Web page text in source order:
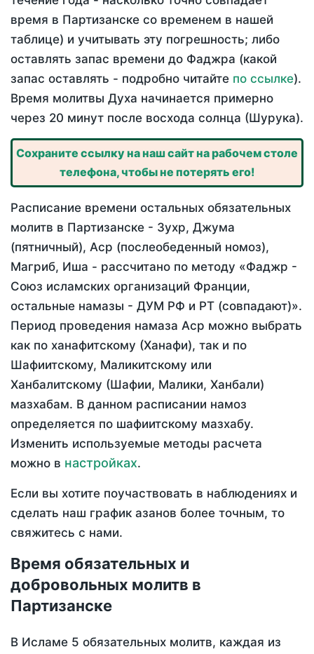
время в Партизанске со временем в нашей
таблице) и учитывать эту погрешность; либо
оставлять запас времени до Фаджра (какой
запас оставлять - подробно читайте по ссылке).
Время молитвы Духа начинается примерно
через 20 минут после восхода солнца (Шурука).
Сохраните ссылку на наш сайт на рабочем столе
телефона, чтобы не потерять его!
Расписание времени остальных обязательных
молитв в Партизанске - Зухр, Джума
(пятничный), Аср (послеобеденный номоз),
Магриб, Иша - рассчитано по методу «Фаджр -
Союз исламских организаций Франции,
остальные намазы - ДУМ РФ и РТ (совпадают)».
Период проведения намаза Аср можно выбрать
как по ханафитскому (Ханафи), так и по
Шафиитскому, Маликитскому или
Ханбалитскому (Шафии, Малики, Ханбали)
мазхабам. В данном расписании намоз
определяется по шафиитскому мазхабу.
Изменить используемые методы расчета
можно в настройках.
Если вы хотите поучаствовать в наблюдениях и
сделать наш график азанов более точным, то
свяжитесь с нами.
Время обязательных и
добровольных молитв в
Партизанске
В Исламе 5 обязательных молитв, каждая из